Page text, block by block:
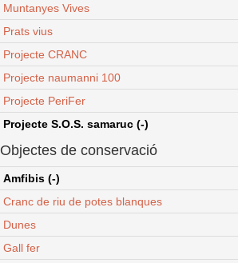
Muntanyes Vives
Prats vius
Projecte CRANC
Projecte naumanni 100
Projecte PeriFer
Projecte S.O.S. samaruc (-)
Objectes de conservació
Amfibis (-)
Cranc de riu de potes blanques
Dunes
Gall fer